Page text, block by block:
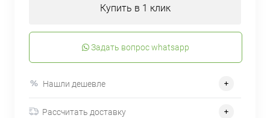
Купить в 1 клик
Задать вопрос whatsapp
Нашли дешевле
Рассчитать доставку